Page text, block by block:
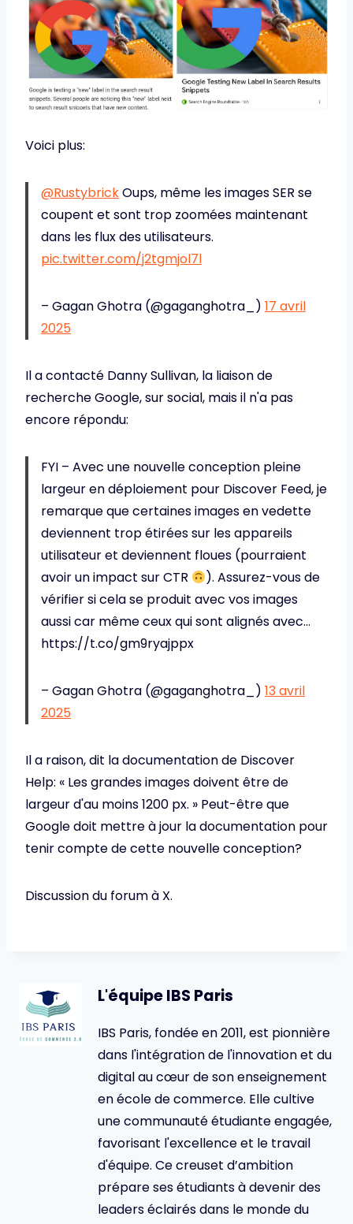
Voici plus:
@RustybrickOups, même les images SER se
coupent et sont trop zoomées maintenant
dans les flux des utilisateurs.
pic.twitter.com/j2tgmjol7l
– Gagan Ghotra (@gaganghotra_) 17 avril
2025
Il a contacté Danny Sullivan, la liaison de
recherche Google, sur social, mais il n'a pas
encore répondu:
FYI – Avec une nouvelle conception pleine
largeur en déploiement pour Discover Feed, je
remarque que certaines images en vedette
deviennent trop étirées sur les appareils
utilisateur et deviennent floues (pourraient
avoir un impact sur CTR
). Assurez-vous de
vérifier si cela se produit avec vos images
aussi car même ceux qui sont alignés avec…
https://t.co/gm9ryajppx
– Gagan Ghotra (@gaganghotra_) 13 avril
2025
Il a raison, dit la documentation de Discover
Help: « Les grandes images doivent être de
largeur d'au moins 1200 px. » Peut-être que
Google doit mettre à jour la documentation pour
tenir compte de cette nouvelle conception?
Discussion du forum à X.
L'équipe IBS Paris
IBS Paris, fondée en 2011, est pionnière
dans l'intégration de l'innovation et du
digital au cœur de son enseignement
en école de commerce. Elle cultive
une communauté étudiante engagée,
favorisant l'excellence et le travail
d'équipe. Ce creuset d’ambition
prépare ses étudiants à devenir des
leaders éclairés dans le monde du